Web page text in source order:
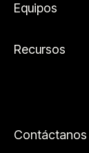
Equipos
Recursos
Contáctanos